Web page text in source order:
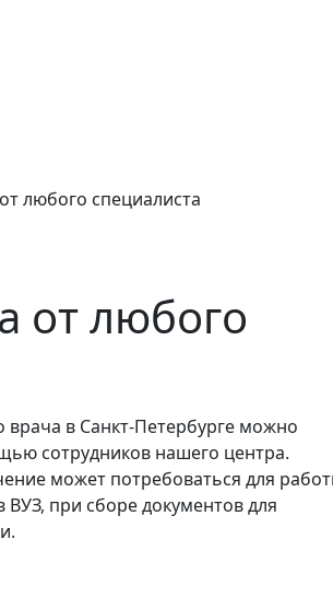
любого специалиста
от любого
врача в Санкт-Петербурге можно
сотрудников нашего центра.
может потребоваться для
ВУЗ, при сборе документов для